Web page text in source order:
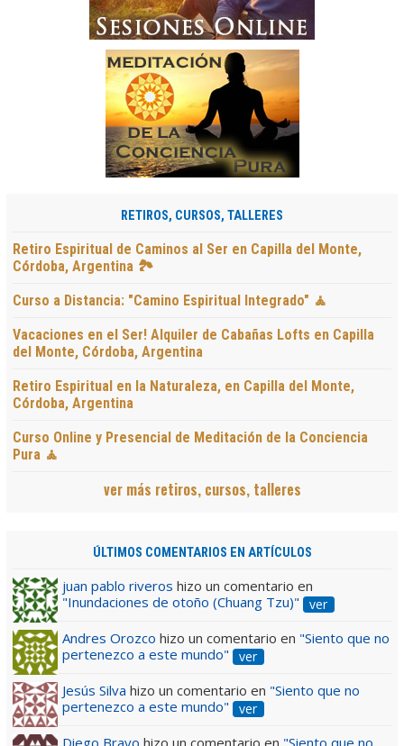
RETIROS, CURSOS, TALLERES
Retiro Espiritual de Caminos al Ser en Capilla del Monte,
Córdoba, Argentina 🏞️
Curso a Distancia: "Camino Espiritual Integrado" 🧘
Vacaciones en el Ser! Alquiler de Cabañas Lofts en Capilla
del Monte, Córdoba, Argentina
Retiro Espiritual en la Naturaleza, en Capilla del Monte,
Córdoba, Argentina
Curso Online y Presencial de Meditación de la Conciencia
Pura 🧘
ver más retiros, cursos, talleres
ÚLTIMOS COMENTARIOS EN ARTÍCULOS
juan pablo riveros hizo un comentario en
"Inundaciones de otoño (Chuang Tzu)"
ver
Andres Orozco hizo un comentario en "Siento que no
pertenezco a este mundo"
ver
Jesús Silva hizo un comentario en "Siento que no
pertenezco a este mundo"
ver